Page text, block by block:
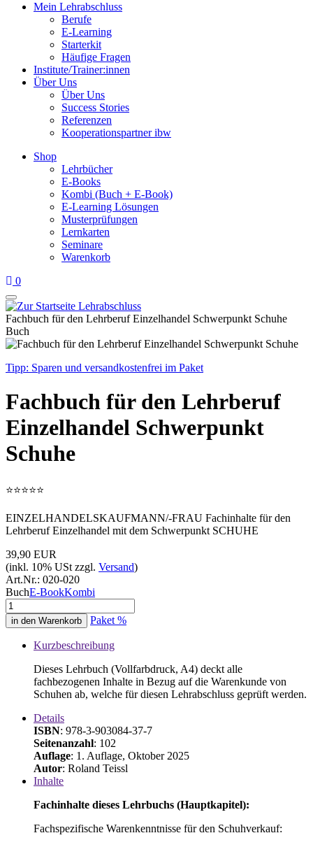
Mein Lehrabschluss
Berufe
E-Learning
Starterkit
Häufige Fragen
Institute/Trainer:innen
Über Uns
Über Uns
Success Stories
Referenzen
Kooperationspartner ibw
Shop
Lehrbücher
E-Books
Kombi (Buch + E-Book)
E-Learning Lösungen
Musterprüfungen
Lernkarten
Seminare
Warenkorb
0
Fachbuch für den Lehrberuf Einzelhandel Schwerpunkt Schuhe
Buch
Tipp: Sparen und versandkostenfrei im Paket
Fachbuch für den Lehrberuf
Einzelhandel Schwerpunkt
Schuhe
⭐⭐⭐⭐⭐
EINZELHANDELSKAUFMANN/-FRAU Fachinhalte für den
Lehrberuf Einzelhandel mit dem Schwerpunkt SCHUHE
39,90 EUR
(inkl. 10% USt zzgl. Versand)
Art.Nr.: 020-020
BuchE-BookKombi
Paket %
Kurzbeschreibung
Dieses Lehrbuch (Vollfarbdruck, A4) deckt alle
fachbezogenen Inhalte in Bezug auf die Warenkunde von
Schuhen ab, welche für diesen Lehrabschluss geprüft werden.
Details
ISBN: 978-3-903084-37-7
Seitenanzahl: 102
Auflage: 1. Auflage, Oktober 2025
Autor: Roland Teissl
Inhalte
Fachinhalte dieses Lehrbuchs (Hauptkapitel):
Fachspezifische Warenkenntnisse für den Schuhverkauf: